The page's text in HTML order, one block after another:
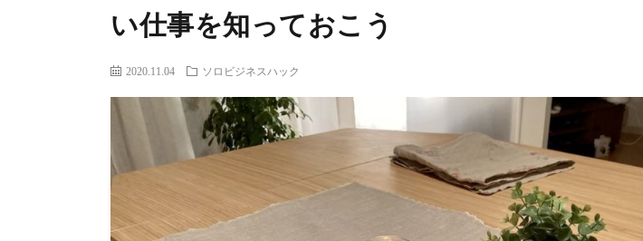
い仕事を知っておこう
2020.11.04 ソロビジネスハック